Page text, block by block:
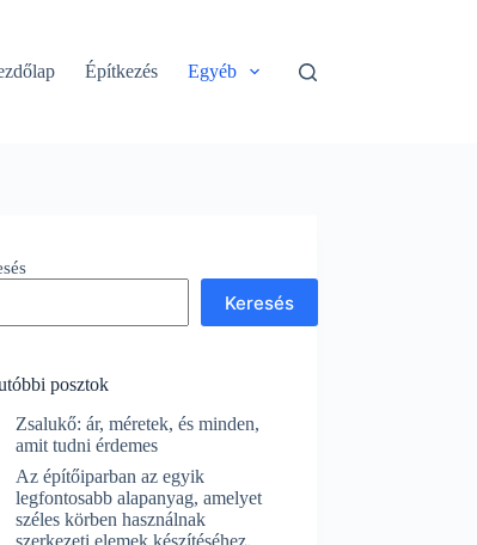
Építkezés Egyéb
Keresés
posztok
Zsalukő: ár, méretek, és minden,
amit tudni érdemes
Az építőiparban az egyik
legfontosabb alapanyag, amelyet
széles körben használnak
szerkezeti elemek készítéséhez.